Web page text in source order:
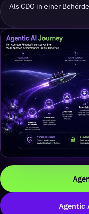
Als CDO in einer
Agentic
Agentic